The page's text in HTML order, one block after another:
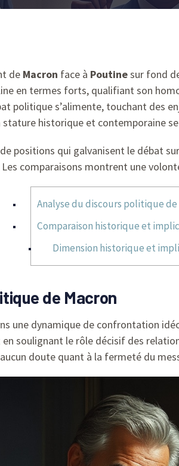
de Macron face à Poutinesur fond
en termes forts, qualifiant son
politique s’alimente, touchant des
stature historique et contemporaine
positions qui galvanisent le débat
Les comparaisons montrent une
Analyse du discours politique de
Comparaison historique et
Dimension historique et
de Macron
une dynamique de confrontation
soulignant le rôle décisif des
doute quant à la fermeté du